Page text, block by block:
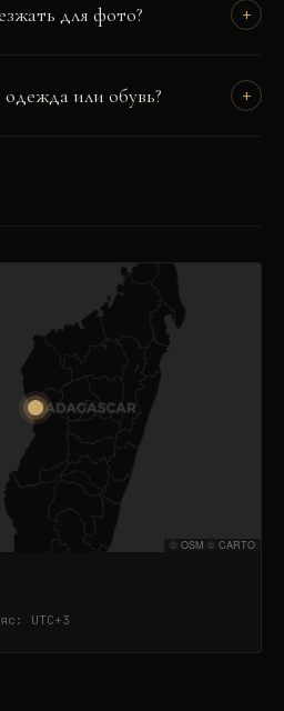
для фото? +
или обувь? +
© OSM © CARTO
UTC+3